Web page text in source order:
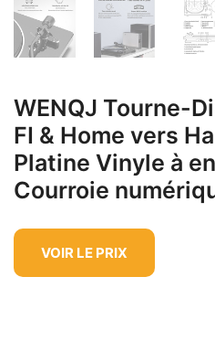
WENQJ Tourne-
FI & Home vers
Platine Vinyle à
Courroie
VOIR LE PRIX